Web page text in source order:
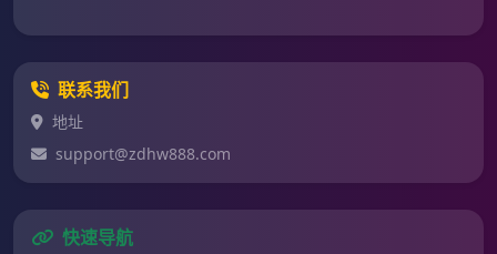
联系我们
地址
support@zdhw888.com
快速导航